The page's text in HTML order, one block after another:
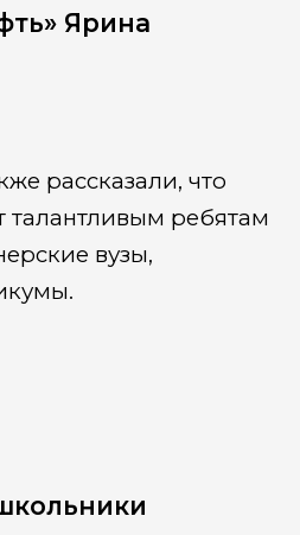
Ярина
рассказали, что
талантливым ребятам
вузы,